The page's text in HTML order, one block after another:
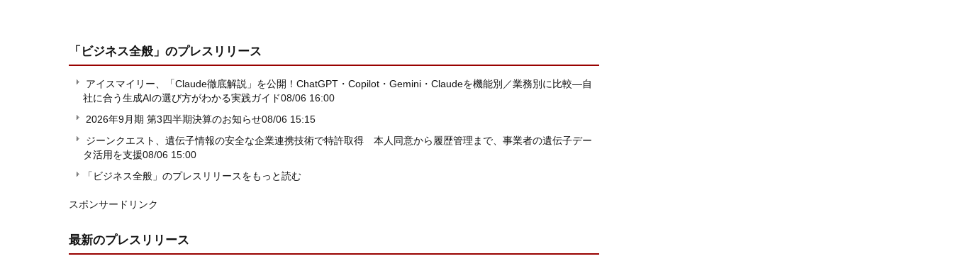
「ビジネス全般」 のプレスリリース
アイスマイリー、「Claude徹底解説」を公開！ChatGPT・Copilot・Gemini・Claudeを機能別／業務別に比較―自
社に合う生成AIの選び方がわかる実践ガイド08/06 16:00
2026年9月期 第3四半期決算のお知らせ08/06 15:15
ジーンクエスト、遺伝子情報の安全な企業連携技術で特許取得 本人同意から履歴管理まで、事業者の遺伝子デー
タ活用を支援08/06 15:00
「ビジネス全般」のプレスリリースをもっと読む
スポンサードリンク
最新のプレスリリース